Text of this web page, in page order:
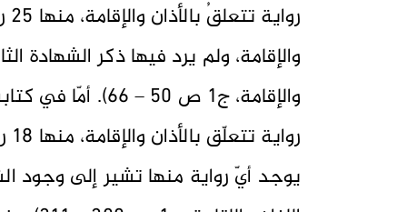
والإقامة، ولم يرد فيها ذكر الشهادة
يوجد أيّ رواية منها تشير إلى وجود